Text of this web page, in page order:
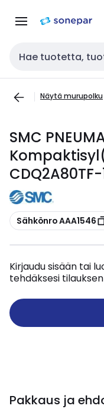
navigointiinsisältöön
Haku
Näytä murupolku
SMC
CDQ2A80TF-
Kopioi
Sähkönro AAA1546
Kirjaudu sisään tai
tehdäksesi tilauksen
Pakkaus ja